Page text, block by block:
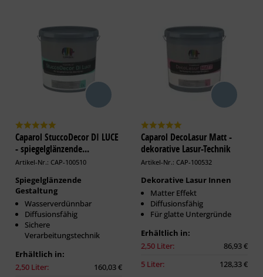
Caparol StuccoDecor DI LUCE
- spiegelglänzende...
Artikel-Nr.: CAP-100510
Spiegelglänzende
Gestaltung
Wasserverdünnbar
Diffusionsfähig
Sichere
Verarbeitungstechnik
Erhältlich in:
2,50 Liter:
160,03 €
Caparol DecoLasur Matt -
dekorative Lasur-Technik
Artikel-Nr.: CAP-100532
Dekorative Lasur Innen
Matter Effekt
Diffusionsfähig
Für glatte Untergründe
Erhältlich in:
2,50 Liter:
86,93 €
5 Liter:
128,33 €